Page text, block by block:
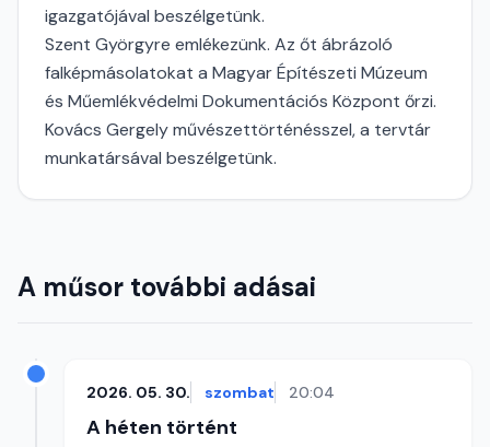
igazgatójával beszélgetünk.
Szent Györgyre emlékezünk. Az őt ábrázoló
falképmásolatokat a Magyar Építészeti Múzeum
és Műemlékvédelmi Dokumentációs Központ őrzi.
Kovács Gergely művészettörténésszel, a tervtár
munkatársával beszélgetünk.
A műsor további adásai
2026. 05. 30. szombat 20:04
A héten történt